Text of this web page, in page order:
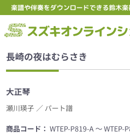
楽譜や伴奏をダウンロードできる鈴木
長崎の夜はむらさき
大正琴
瀬川瑛子 ／ パート譜
商品コード： WTEP-P819-A ～ WTEP-